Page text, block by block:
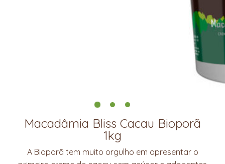
Macadâmia Bliss Cacau Bioporã
1kg
A Bioporã tem muito orgulho em apresentar o